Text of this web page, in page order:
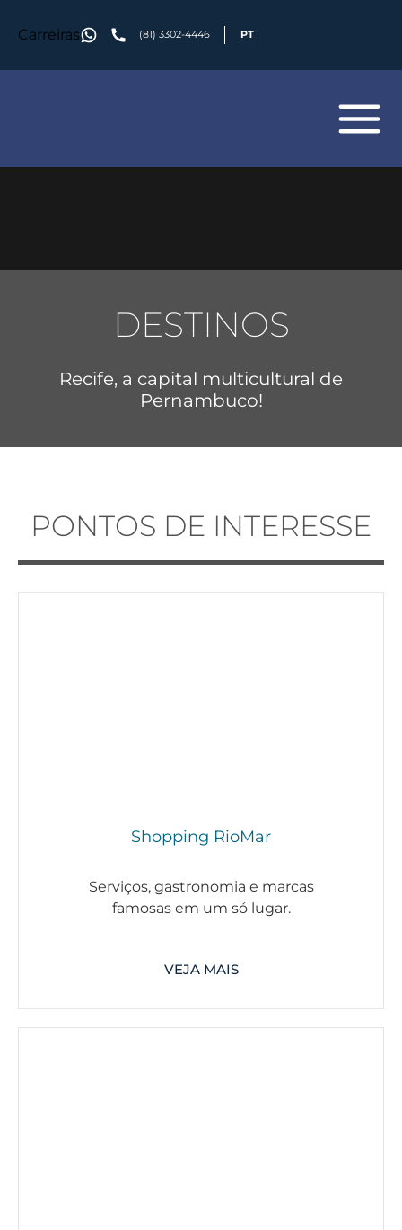
Carreiras (81) 3302-4446 PT
DESTINOS
Recife, a capital multicultural de
Pernambuco!
PONTOS DE INTERESSE
Shopping RioMar
Serviços, gastronomia e marcas
famosas em um só lugar.
VEJA MAIS